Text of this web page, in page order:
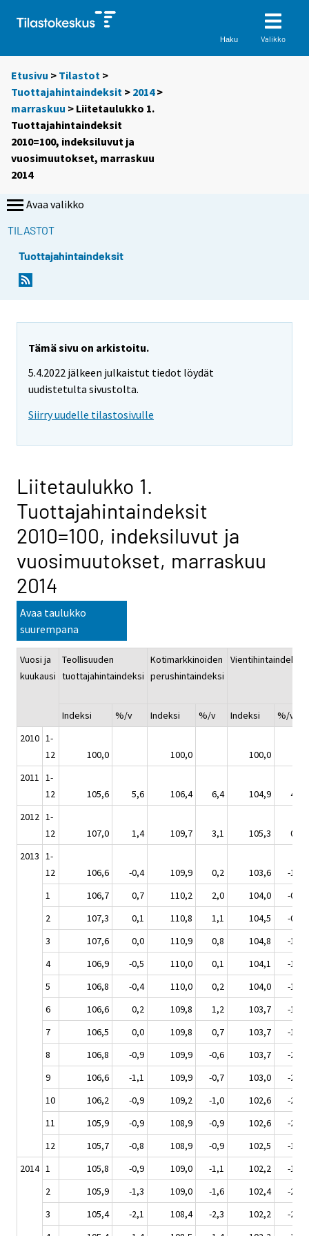
Haku Valikko
Etusivu > Tilastot >
Tuottajahintaindeksit > 2014>
marraskuu > Liitetaulukko 1.
Tuottajahintaindeksit
2010=100, indeksiluvut ja
vuosimuutokset, marraskuu
2014
Avaa valikko
TILASTOT
Tuottajahintaindeksit
Tämä sivu on arkistoitu.
5.4.2022 jälkeen julkaistut tiedot löydät
uudistetulta sivustolta.
Siirry uudelle tilastosivulle
Liitetaulukko 1.
Tuottajahintaindeksit
2010=100, indeksiluvut ja
vuosimuutokset, marraskuu
2014
Avaa taulukko
suurempana
Vuosi ja
kuukausi
Teollisuuden
tuottajahintaindeksi
Kotimarkkinoiden
perushintaindeksi
Vientihintaindeksi
Indeksi %/v Indeksi %/v Indeksi
%/v
2010 1-
12
100,0 100,0
100,0
2011 1-
12
105,6 5,6 106,4 6,4 104,9
4,9
2012 1-
12
107,0 1,4 109,7 3,1 105,3
0,4
2013 1-
12
106,6 -0,4 109,9 0,2 103,6
-1,6
1
106,7 0,7 110,2 2,0 104,0
-0,6
2
107,3 0,1 110,8 1,1 104,5
-0,9
3
107,6 0,0 110,9 0,8 104,8
-1,3
4
106,9 -0,5 110,0 0,1 104,1
-1,7
5
106,8 -0,4 110,0 0,2 104,0
-1,4
6
106,6 0,2 109,8 1,2 103,7
-1,3
7
106,5 0,0 109,8 0,7 103,7
-1,7
8
106,8 -0,9 109,9 -0,6 103,7
-2,1
9
106,6 -1,1 109,9 -0,7 103,0
-2,6
10
106,2 -0,9 109,2 -1,0 102,6
-2,2
11
105,9 -0,9 108,9 -0,9 102,6
-2,1
12
105,7 -0,8 108,9 -0,9 102,5
-1,5
2014 1 105,8 -0,9 109,0 -1,1 102,2
-1,7
2
105,9 -1,3 109,0 -1,6 102,4
-2,1
3
105,4 -2,1 108,4 -2,3 102,2
-2,5